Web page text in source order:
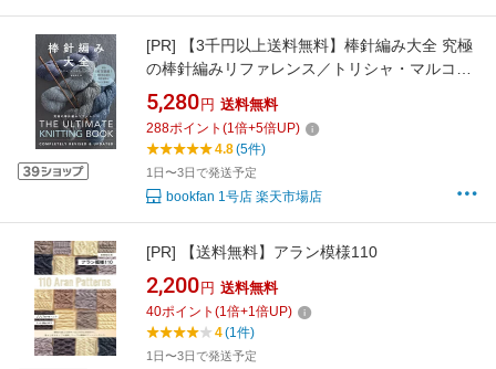
[PR]
【3千円以上送料無料】棒針編み大全 究極
の棒針編みリファレンス／トリシャ・マルコム
／カーラ・スコット／西村知子
5,280 円 送料無料
288ポイント (1倍+5倍UP)
4.8(5件)
1日〜3日で発送予定
bookfan 1号店 楽天市場店
[PR] 【送料無料】アラン模様110
2,200 円 送料無料
40ポイント (1倍+1倍UP)
4(1件)
1日〜3日で発送予定